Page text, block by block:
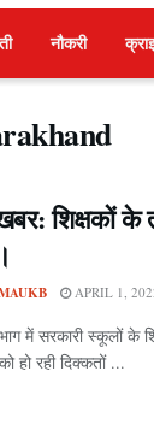
नौकरी
शिक्षकों के
APRIL 1,
में सरकारी स्कूलों
हो रही दिक्कतों ...